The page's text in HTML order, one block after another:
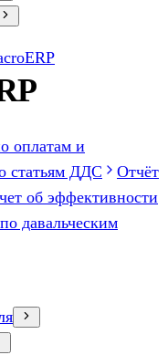
оплатам и
статьям ДДС
Отчёт
об эффективности
давальческим